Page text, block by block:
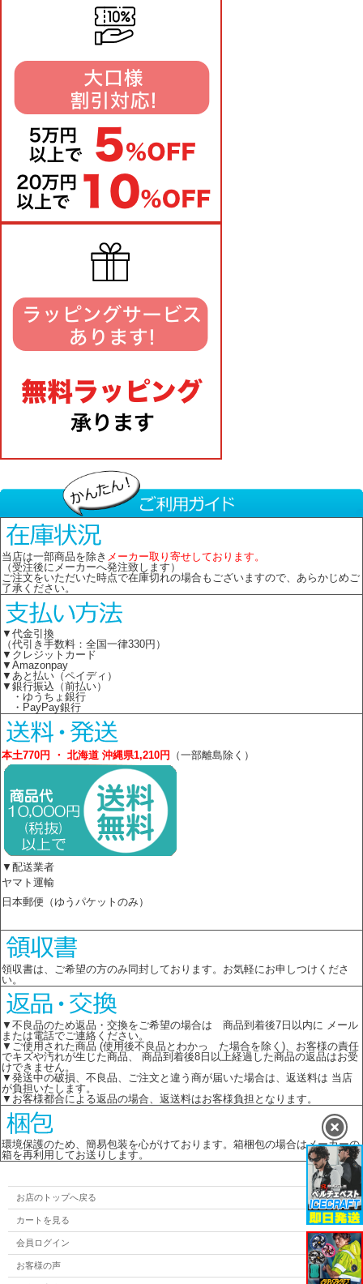
当店は一部商品を除き メーカー取り寄せしております。
（受注後にメーカーへ発注致します）
ご注文をいただいた時点で在庫切れの場合もございますので、あらかじめご
了承ください。
▼代金引換
（代引き手数料：全国一律330円）
▼クレジットカード
▼Amazonpay
▼あと払い（ペイディ）
▼銀行振込（前払い）
・ゆうちょ銀行
・PayPay銀行
本土770円 ・ 北海道 沖縄県1,210円 （一部離島除く）
▼配送業者
ヤマト運輸
日本郵便（ゆうパケットのみ）
領収書は、ご希望の方のみ同封しております。お気軽にお申しつけくださ
い。
▼不良品のため返品・交換をご希望の場合は 商品到着後7日以内に メール
または電話でご連絡ください。
▼ご使用された商品 (使用後不良品とわかっ た場合を除く)、お客様の責任
でキズや汚れが生じた商品、 商品到着後8日以上経過した商品の返品はお受
けできません。
▼発送中の破損、不良品、ご注文と違う商が届いた場合は、返送料は 当店
が負担いたします。
▼お客様都合による返品の場合、返送料はお客様負担となります。
環境保護のため、簡易包装を心がけております。箱梱包の場合はメーカーの
箱を再利用してお送りします。
お店のトップへ戻る
カートを見る
会員ログイン
お客様の声